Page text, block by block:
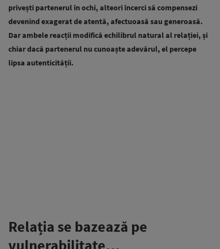
privești partenerul în ochi, alteori încerci să compensezi
devenind exagerat de atentă, afectuoasă sau generoasă.
Dar ambele reacții modifică echilibrul natural al relației, și
chiar dacă partenerul nu cunoaște adevărul, el percepe
lipsa autenticității.
Relația se bazează pe
vulnerabilitate…